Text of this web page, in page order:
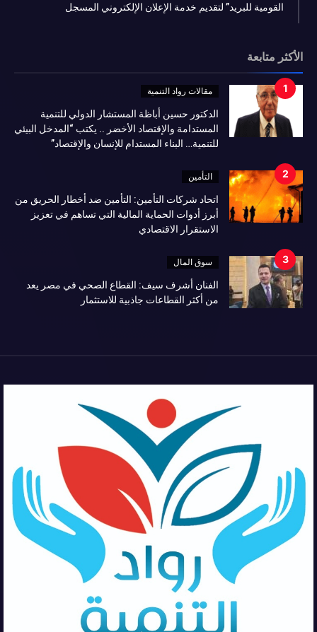
القومية للبريد” لتقديم خدمة الإعلان الإلكتروني المسجل
الأكثر متابعة
مقالات رواد التنمية
الدكتور حسين أباظة المستشار الدولي للتنمية
المستدامة والإقتصاد الأخضر .. يكتب “المدخل البيئي
للتنمية… البناء المستدام للإنسان والإقتصاد”
التأمين
اتحاد شركات التأمين: التأمين ضد أخطار الحريق من
أبرز أدوات الحماية المالية التي تساهم في تعزيز
الاستقرار الاقتصادي
سوق المال
الفنان أشرف سيف: القطاع الصحي في مصر يعد
من أكثر القطاعات جاذبية للاستثمار